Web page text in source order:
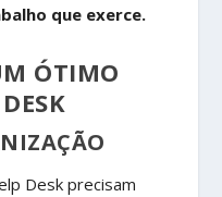
que exerce.
ÓTIMO
Desk precisam